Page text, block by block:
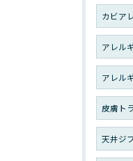
カビア
アレル
アレル
皮膚ト
天井ジ